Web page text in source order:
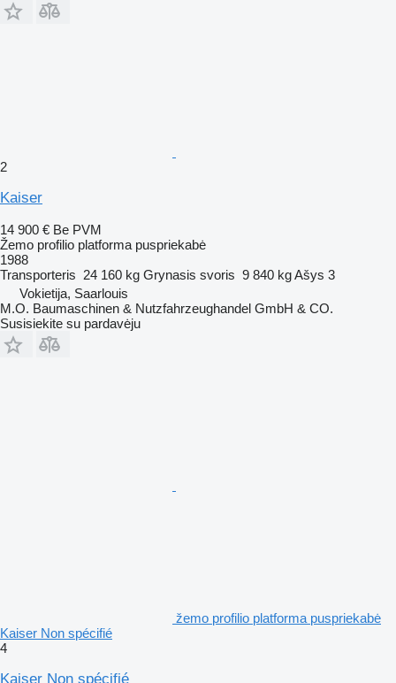
2
Kaiser
14 900 € Be PVM
Žemo profilio platforma puspriekabė
1988
Transporteris 24 160 kg Grynasis svoris 9 840 kgAšys 3
Vokietija, Saarlouis
M.O. Baumaschinen & Nutzfahrzeughandel GmbH & CO.
Susisiekite su pardavėju
žemo profilio platforma puspriekabė
Kaiser Non spécifié
4
Kaiser Non spécifié